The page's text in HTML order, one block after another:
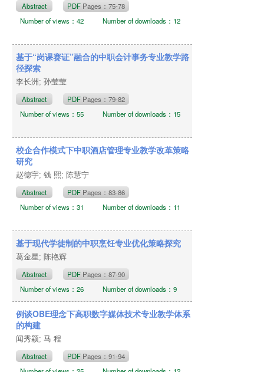
Abstract PDF Pages：75-78
Number of views：42
Number of downloads：12
基于“岗课赛证”融合的中职会计事务专业教学路
径探索
李长洲; 孙莹莹
Abstract PDF Pages：79-82
Number of views：55
Number of downloads：15
校企合作模式下中职酒店管理专业教学改革策略
研究
赵德宇; 钱 熙; 陈慧宁
Abstract PDF Pages：83-86
Number of views：31
Number of downloads：11
基于现代学徒制的中职烹饪专业优化策略探究
葛金星; 陈艳辉
Abstract PDF Pages：87-90
Number of views：26
Number of downloads：9
例谈OBE理念下高职数字媒体技术专业教学体系
的构建
闻秀颖; 马 程
Abstract PDF Pages：91-94